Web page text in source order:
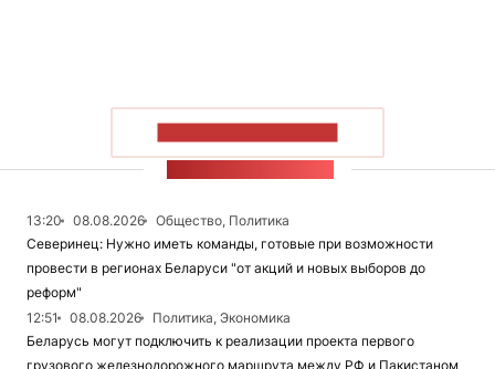
13:20 08.08.2026
Общество, Политика
Северинец: Нужно иметь команды, готовые при возможности
провести в регионах Беларуси "от акций и новых выборов до
реформ"
12:51
08.08.2026
Политика, Экономика
Беларусь могут подключить к реализации проекта первого
грузового железнодорожного маршрута между РФ и Пакистаном